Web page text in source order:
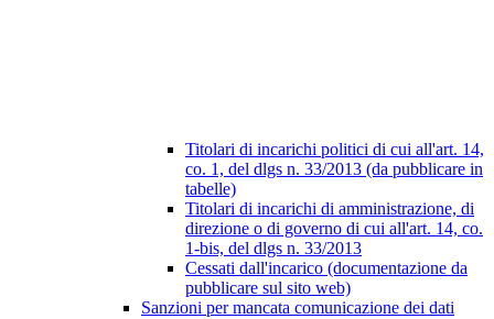
Titolari di incarichi politici di cui all'art. 14,
co. 1, del dlgs n. 33/2013 (da pubblicare in
tabelle)
Titolari di incarichi di amministrazione, di
direzione o di governo di cui all'art. 14, co.
1-bis, del dlgs n. 33/2013
Cessati dall'incarico (documentazione da
pubblicare sul sito web)
Sanzioni per mancata comunicazione dei dati